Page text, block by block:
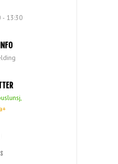
- 13:30